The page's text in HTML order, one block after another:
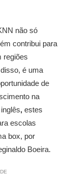
não só
contribui para
regiões
é uma
de
na
, estes
escolas
box, por
Boeira.